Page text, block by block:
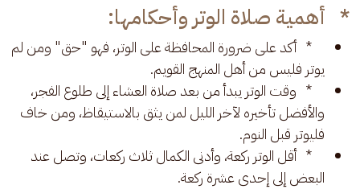
* أهمية صلاة الوتر وأحكامها:
* أكد على ضرورة المحافظة على الوتر، فهو "حق" ومن لم
يوتر فليس من أهل المنهج القويم.
* وقت الوتر يبدأ من بعد صلاة العشاء إلى طلوع الفجر،
والأفضل تأخيره لآخر الليل لمن يثق بالاستيقاظ، ومن خاف
فليوتر قبل النوم.
* أقل الوتر ركعة، وأدنى الكمال ثلاث ركعات، وتصل عند
البعض إلى إحدى عشرة ركعة.